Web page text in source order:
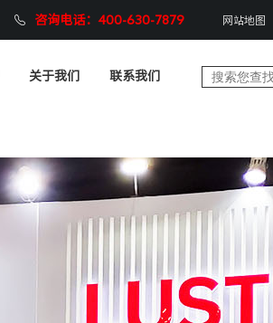
咨询电话：400-630-7879 网站地图
关于我们 联系我们